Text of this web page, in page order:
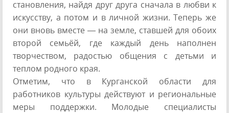
становления, найдя друг друга сначала в любви к
искусству, а потом и в личной жизни. Теперь же
они вновь вместе — на земле, ставшей для обоих
второй семьёй, где каждый день наполнен
творчеством, радостью общения с детьми и
теплом родного края.
Отметим, что в Курганской области для
работников культуры действуют и региональные
меры поддержки. Молодые специалисты